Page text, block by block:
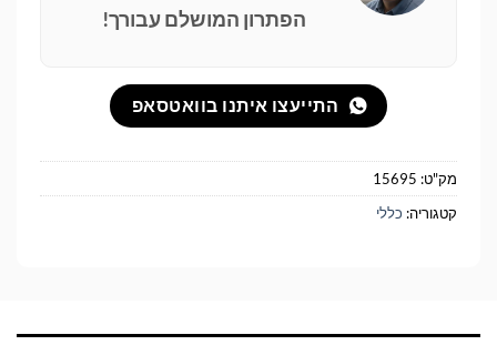
הפתרון המושלם עבורך!
התייעצו איתנו בוואטסאפ
מק"ט: 15695
קטגוריה: כללי